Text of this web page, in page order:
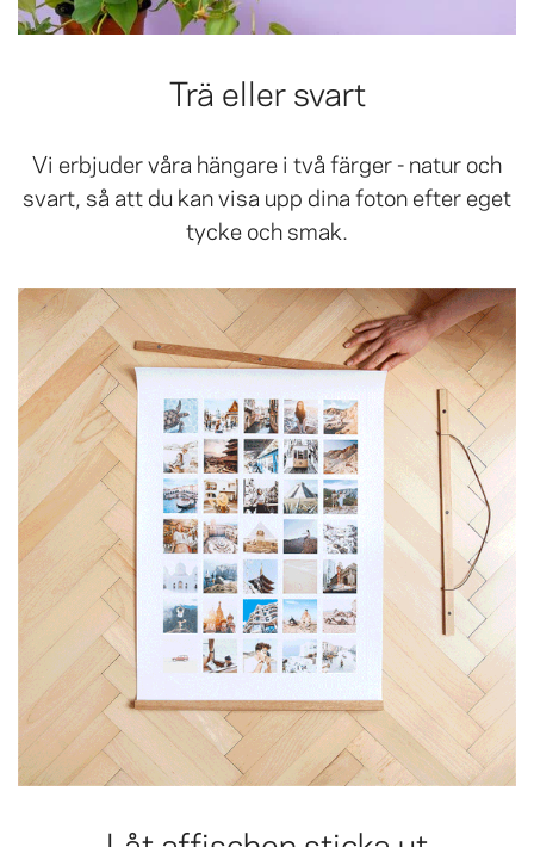
Trä eller svart
Vi erbjuder våra hängare i två färger - natur och
svart, så att du kan visa upp dina foton efter eget
tycke och smak.